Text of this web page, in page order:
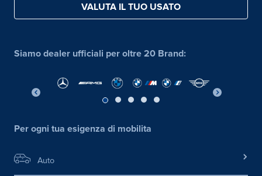
VALUTA IL TUO USATO
Siamo dealer ufficiali per oltre 20 Brand:
Per ogni tua esigenza di mobilita
Auto